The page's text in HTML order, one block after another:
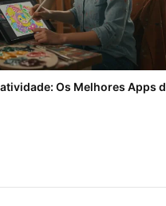
Os Melhores Apps